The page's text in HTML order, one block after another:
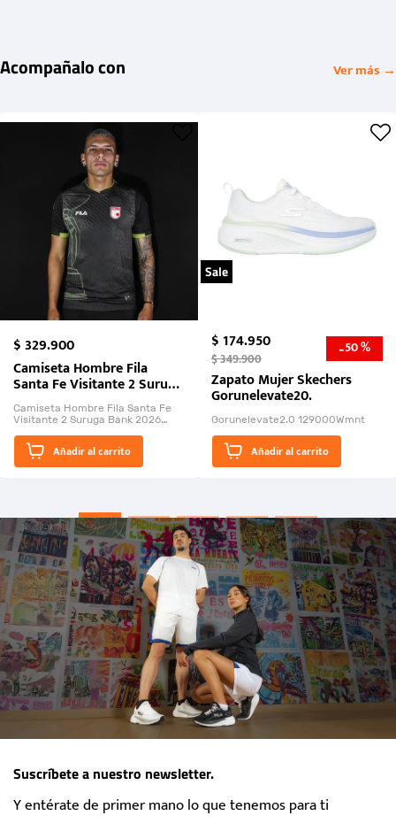
Acompañalo con Ver más →
$329.900
Camiseta Hombre Fila
Santa Fe Visitante 2 Suruga
Bank 2026
Camiseta Hombre Fila Santa Fe
Visitante 2 Suruga Bank 2026
El Rugido del Sol Naciente:
“Primeros para la Et...
Añadir al carrito
Sale
$174.950
$349.900 -50 %
Zapato Mujer Skechers
Gorunelevate20.
Gorunelevate2.0 129000Wmnt
Añadir al carrito
Suscríbete a nuestro newsletter.
Y entérate de primer mano lo que tenemos para ti